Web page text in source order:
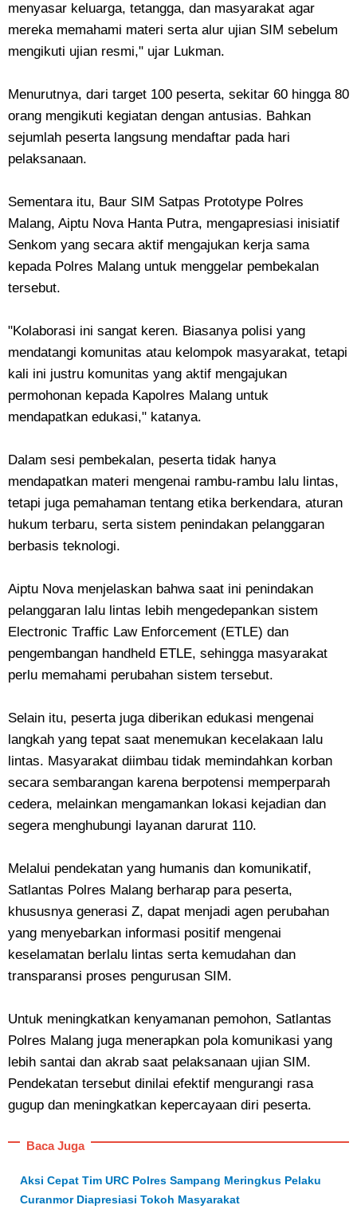
menyasar keluarga, tetangga, dan masyarakat agar
mereka memahami materi serta alur ujian SIM sebelum
mengikuti ujian resmi," ujar Lukman.
Menurutnya, dari target 100 peserta, sekitar 60 hingga 80
orang mengikuti kegiatan dengan antusias. Bahkan
sejumlah peserta langsung mendaftar pada hari
pelaksanaan.
Sementara itu, Baur SIM Satpas Prototype Polres
Malang, Aiptu Nova Hanta Putra, mengapresiasi inisiatif
Senkom yang secara aktif mengajukan kerja sama
kepada Polres Malang untuk menggelar pembekalan
tersebut.
"Kolaborasi ini sangat keren. Biasanya polisi yang
mendatangi komunitas atau kelompok masyarakat, tetapi
kali ini justru komunitas yang aktif mengajukan
permohonan kepada Kapolres Malang untuk
mendapatkan edukasi," katanya.
Dalam sesi pembekalan, peserta tidak hanya
mendapatkan materi mengenai rambu-rambu lalu lintas,
tetapi juga pemahaman tentang etika berkendara, aturan
hukum terbaru, serta sistem penindakan pelanggaran
berbasis teknologi.
Aiptu Nova menjelaskan bahwa saat ini penindakan
pelanggaran lalu lintas lebih mengedepankan sistem
Electronic Traffic Law Enforcement (ETLE) dan
pengembangan handheld ETLE, sehingga masyarakat
perlu memahami perubahan sistem tersebut.
Selain itu, peserta juga diberikan edukasi mengenai
langkah yang tepat saat menemukan kecelakaan lalu
lintas. Masyarakat diimbau tidak memindahkan korban
secara sembarangan karena berpotensi memperparah
cedera, melainkan mengamankan lokasi kejadian dan
segera menghubungi layanan darurat 110.
Melalui pendekatan yang humanis dan komunikatif,
Satlantas Polres Malang berharap para peserta,
khususnya generasi Z, dapat menjadi agen perubahan
yang menyebarkan informasi positif mengenai
keselamatan berlalu lintas serta kemudahan dan
transparansi proses pengurusan SIM.
Untuk meningkatkan kenyamanan pemohon, Satlantas
Polres Malang juga menerapkan pola komunikasi yang
lebih santai dan akrab saat pelaksanaan ujian SIM.
Pendekatan tersebut dinilai efektif mengurangi rasa
gugup dan meningkatkan kepercayaan diri peserta.
Baca Juga
Aksi Cepat Tim URC Polres Sampang Meringkus Pelaku
Curanmor Diapresiasi Tokoh Masyarakat